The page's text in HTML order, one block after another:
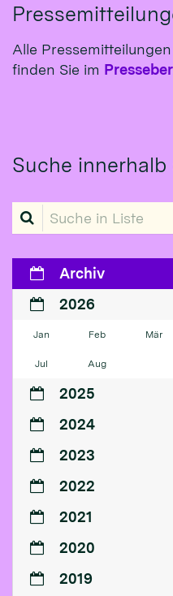
Alle
finden Sie im
Suche innerhalb
Suche in Liste
Archiv
2026
Jan Feb Mär
Jul Aug
2025
2024
2023
2022
2021
2020
2019